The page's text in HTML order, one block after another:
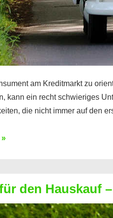
am Kreditmarkt zu
kann ein recht schwieriges
die nicht immer auf den
»
den Hauskauf –